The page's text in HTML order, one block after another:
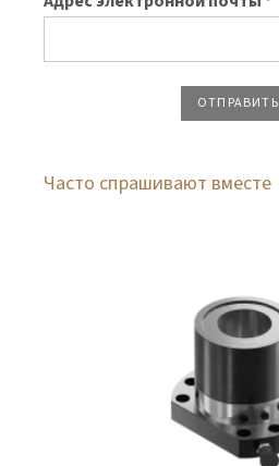
ОТПРАВИТЬ
Часто спрашивают вместе